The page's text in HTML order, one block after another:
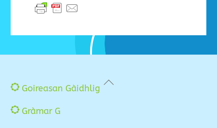
Back
Goireasan Gàidhlig
Gràmar G